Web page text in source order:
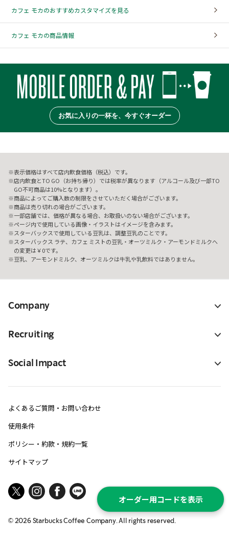
オーダー用コードを表示
カフェ モカのおすすめカスタマイズを見る
カフェ モカの商品情報
お気に入りの一杯を、今すぐオーダー
表示価格はすべて店内飲食価格（税込）です。
店内飲食とTO GO（お持ち帰り）では税率が異なります（アルコール及び一部TO
GO不可商品は10%となります）。
商品によってご購入数の制限をさせていただく場合がございます。
商品は売り切れの場合がございます。
一部店舗では、価格が異なる場合、お取扱いのない場合がございます。
ページ内で使用している画像・イラストはイメージを含みます。
スターバックスで使用している豆乳は、調整豆乳のことです。
スターバックス ラテ、カフェ ミストの豆乳・オーツミルク・アーモンドミルクへ
の変更は￥0です。
豆乳、アーモンドミルク、オーツミルクは牛乳や乳飲料ではありません。
Company
Recruiting
Social Impact
よくあるご質問・お問い合わせ
使用条件
ポリシー・約款・規約一覧
サイトマップ
© 2026Starbucks Coffee Company. All rights reserved.